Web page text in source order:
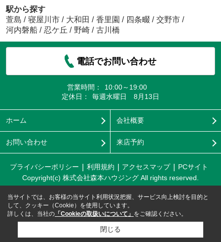
駅から探す
萱島 / 寝屋川市 / 大和田 / 香里園 / 四条畷 / 交野市 /
河内磐船 / 忍ケ丘 / 野崎 / 古川橋
電話でお問い合わせ
営業時間：
10:00～19:00
定休日：
毎週水曜日 8月13日
ホーム 会社概要
お問い合わせ 来店予約
プライバシーポリシー 利用規約 アクセスマップ
PCサイト
Copyright(c) 株式会社森本ハウジング All rights reserved.
当サイトでは、お客様の当サイト利用状況把握、サービス向上検討を目的と
して、クッキー（Cookie）を使用しています。
詳しくは、当社の 「Cookieの取扱いについて」 をご確認ください。
閉じる